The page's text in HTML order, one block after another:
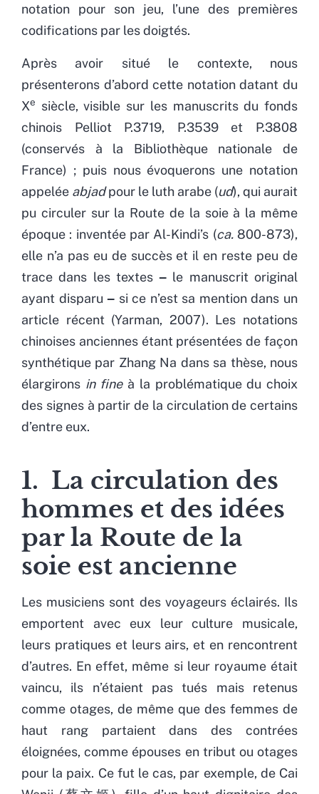
notation pour son jeu, l’une des premières
codifications par les doigtés.
Après avoir situé le contexte, nous
présenterons d’abord cette notation datant du
Xe
siècle, visible sur les manuscrits du fonds
chinois Pelliot P.3719, P.3539 et P.3808
(conservés à la Bibliothèque nationale de
France) ; puis nous évoquerons une notation
appelée abjadpour le luth arabe (ud), qui aurait
pu circuler sur la Route de la soie à la même
époque : inventée par Al-Kindi’s (ca.800-873),
elle n’a pas eu de succès et il en reste peu de
trace dans les textes ‒ le manuscrit original
ayant disparu ‒ si ce n’est sa mention dans un
article récent (Yarman, 2007). Les notations
chinoises anciennes étant présentées de façon
synthétique par Zhang Na dans sa thèse, nous
élargirons in fineà la problématique du choix
des signes à partir de la circulation de certains
d’entre eux.
1. La circulation des
hommes et des idées
par la Route de la
soie est ancienne
Les musiciens sont des voyageurs éclairés. Ils
emportent avec eux leur culture musicale,
leurs pratiques et leurs airs, et en rencontrent
d’autres. En effet, même si leur royaume était
vaincu, ils n’étaient pas tués mais retenus
comme otages, de même que des femmes de
haut rang partaient dans des contrées
éloignées, comme épouses en tribut ou otages
pour la paix. Ce fut le cas, par exemple, de Cai